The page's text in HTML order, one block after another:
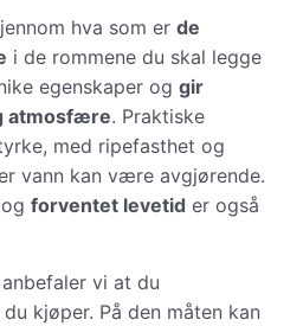
hva som er de
i de rommene du skal legge
egenskaper og gir
atmosfære. Praktiske
med ripefasthet og
vann kan være avgjørende.
forventet levetid er også
vi at du
kjøper. På den måten kan